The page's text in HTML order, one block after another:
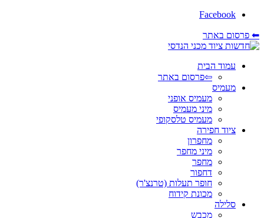
Facebook
⬅ פרסום באתר
עמוד הבית
⇦פרסום באתר
מעמיס
מעמיס אופני
מיני מעמיס
מעמיס טלסקופי
ציוד חפירה
מחפרון
מיני מחפר
מחפר
דחפור
חופר תעלות (טרנצ'ר)
מכונת קידוח
סלילה
מכבש